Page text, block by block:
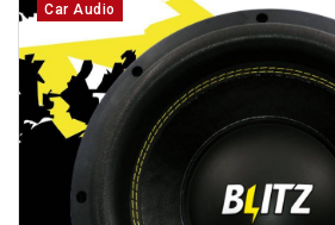
Car Audio